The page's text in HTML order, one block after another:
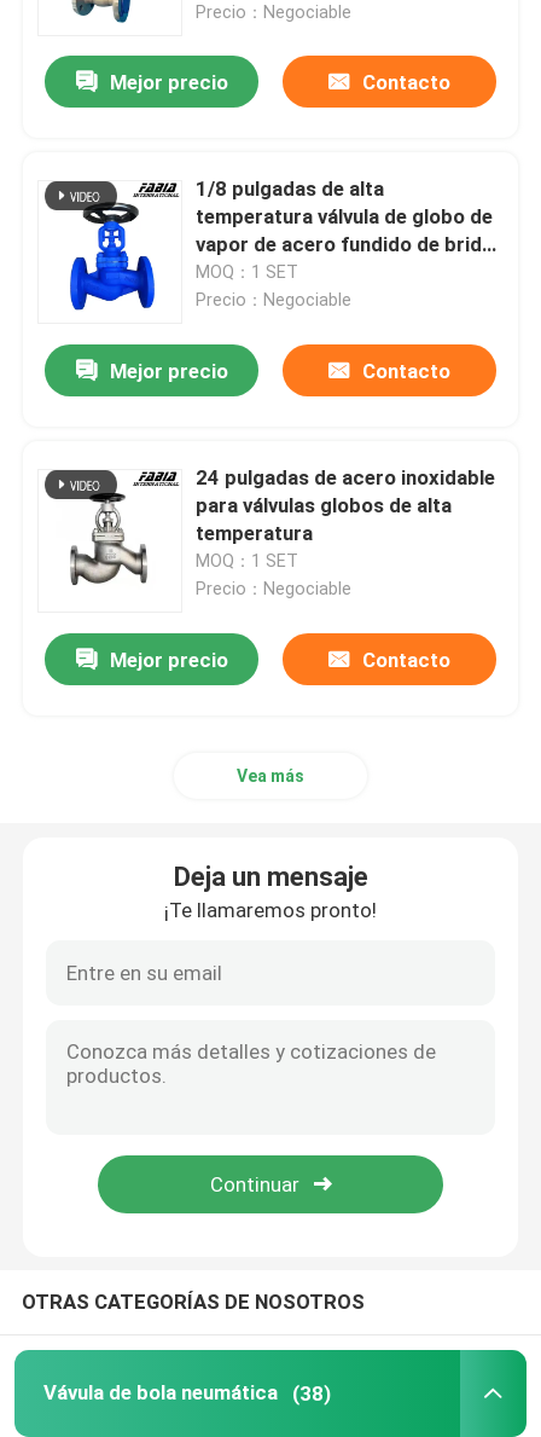
Productos
Precio：Negociable
Mejor precio Contacto
1/8 pulgadas de alta
temperatura válvula de globo de
vapor de acero fundido de brida
válvula de globo
MOQ：1 SET
Precio：Negociable
Mejor precio Contacto
24 pulgadas de acero inoxidable
para válvulas globos de alta
temperatura
MOQ：1 SET
Precio：Negociable
Mejor precio Contacto
Vea más
Deja un mensaje
¡Te llamaremos pronto!
OTRAS CATEGORÍAS DE NOSOTROS
Vávula de bola neumática (38)